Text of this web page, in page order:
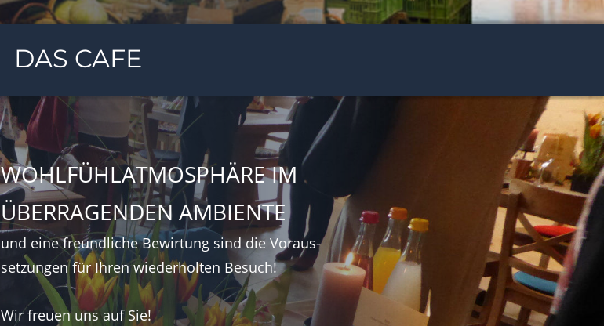
DAS CAFÉ
WOHLFÜHLATMOSPHÄRE IM
ÜBERRAGENDEN AMBIENTE
und eine freundliche Bewirtung sind die Voraus-
setzungen für Ihren wiederholten Besuch!
Wir freuen uns auf Sie!